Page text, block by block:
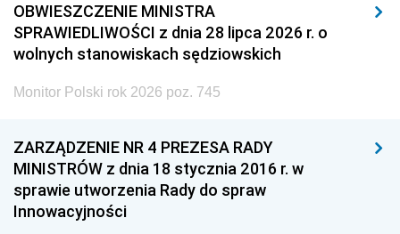
OBWIESZCZENIE MINISTRA
SPRAWIEDLIWOŚCI z dnia 28 lipca 2026 r. o
wolnych stanowiskach sędziowskich
Monitor Polski rok 2026 poz. 745
ZARZĄDZENIE NR 4 PREZESA RADY
MINISTRÓW z dnia 18 stycznia 2016 r. w
sprawie utworzenia Rady do spraw
Innowacyjności